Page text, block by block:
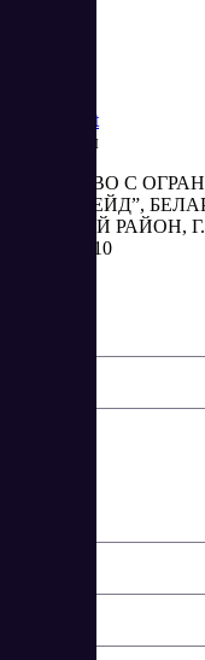
Market
Реквизиты
ОБЩЕСТВО С
“АБЕСТРЕЙД”,
МИНСКИЙ РАЙОН,
2, КОМ. 310